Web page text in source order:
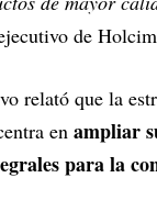
de
relató que la
en ampliar
para la